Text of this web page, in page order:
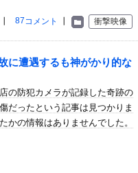
と海外で話題に
しかして…
まだ子どもで、変...
る
もないものが映...
数十年先を行...
衝撃映像
87コメント
に遭遇するも神がかり的な
の防犯カメラが記録した奇跡の
だったという記事は見つかりま
かの情報はありませんでした。